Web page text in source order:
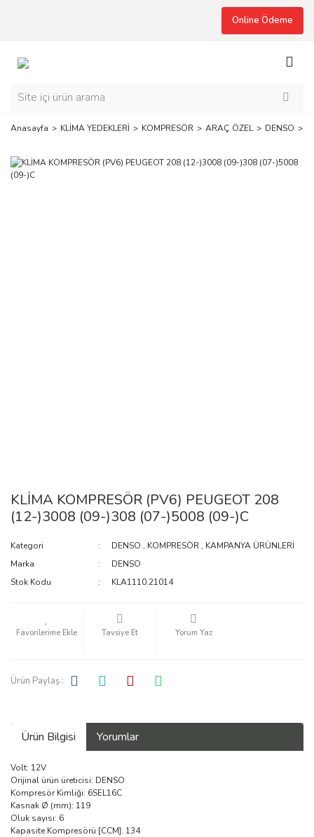
Online Ödeme
Anasayfa KLİMA YEDEKLERİ KOMPRESÖR ARAÇ ÖZEL DENSO
KLİMA KOMPRESÖR (PV6) PEUGEOT 208
(12-)3008 (09-)308 (07-)5008 (09-)C
Kategori DENSO , KOMPRESÖR , KAMPANYA ÜRÜNLERİ
Marka
DENSO
Stok Kodu
KLA1110.21014
Tavsiye Et Yorum Yaz
Ürün Paylaş :
Ürün Bilgisi Yorumlar
Volt: 12V
Orijinal ürün üreticisi: DENSO
Kompresör Kimliği: 6SEL16C
Kasnak Ø (mm): 119
Oluk sayısı: 6
Kapasite Kompresörü [CCM]: 134